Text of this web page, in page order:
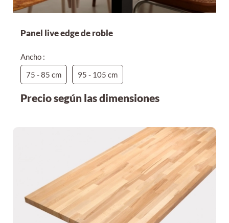
Panel live edge de roble
Ancho :
75 - 85 cm
95 - 105 cm
Precio según las dimensiones